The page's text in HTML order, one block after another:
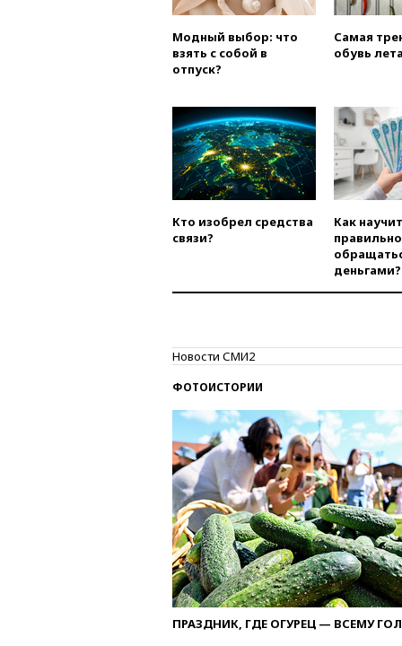
Модный выбор: что
взять с собой в
отпуск?
Самая
обувь
Кто изобрел средства
связи?
Как
правильно
деньгами?
Новости СМИ2
ФОТОИСТОРИИ
ПРАЗДНИК, ГДЕ ОГУРЕЦ — ВСЕМУ